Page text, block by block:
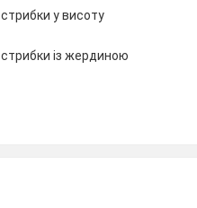
стрибки у висоту
стрибки із жердиною